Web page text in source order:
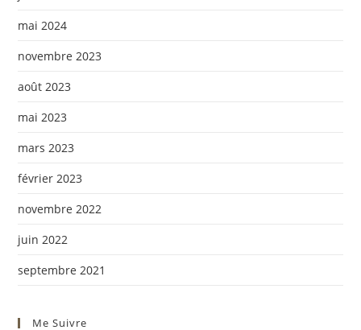
mai 2024
novembre 2023
août 2023
mai 2023
mars 2023
février 2023
novembre 2022
juin 2022
septembre 2021
Me Suivre